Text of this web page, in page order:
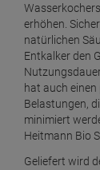
erhöhen.
natürlichen
Entkalker den
hat auch
Belastungen,
minimiert
Heitmann Bio
Geliefert wird